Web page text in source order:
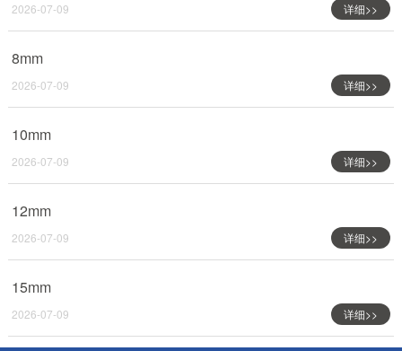
2026-07-09 详细>>
8mm
2026-07-09 详细>>
10mm
2026-07-09 详细>>
12mm
2026-07-09 详细>>
15mm
2026-07-09 详细>>